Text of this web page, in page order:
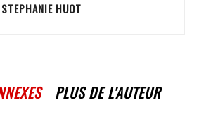
STEPHANIE HUOT
PLUS DE L'AUTEUR